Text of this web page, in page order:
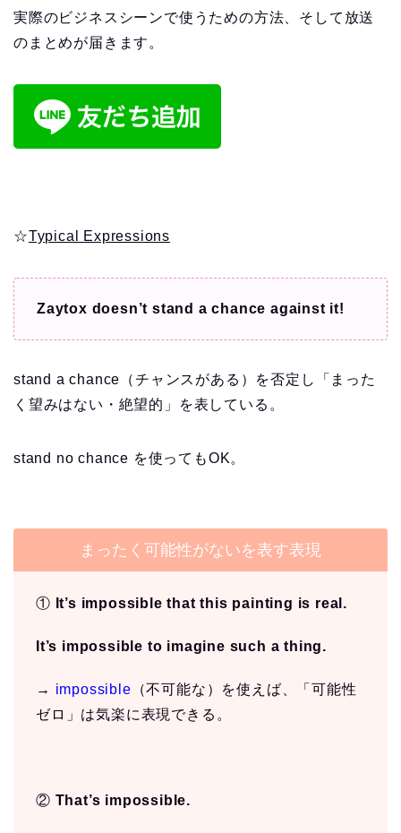
実際のビジネスシーンで使うための方法、そして放送
のまとめが届きます。
☆Typical Expressions
Zaytox doesn’t stand a chance against it!
stand a chance（チャンスがある）を否定し「まった
く望みはない・絶望的」を表している。
stand no chance を使ってもOK。
まったく可能性がないを表す表現
① It’s impossible that this painting is real.
It’s impossible to imagine such a thing.
→ impossible （不可能な）を使えば、「可能性
ゼロ」は気楽に表現できる。
② That’s impossible.